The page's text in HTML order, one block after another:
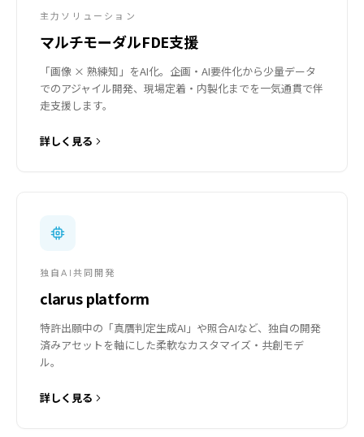
主力ソリューション
マルチモーダルFDE支援
「画像 × 熟練知」をAI化。企画・AI要件化から少量データ
でのアジャイル開発、現場定着・内製化までを一気通貫で伴
走支援します。
詳しく見る
独自AI共同開発
clarus platform
特許出願中の「真贋判定生成AI」や照合AIなど、独自の開発
済みアセットを軸にした柔軟なカスタマイズ・共創モデ
ル。
詳しく見る